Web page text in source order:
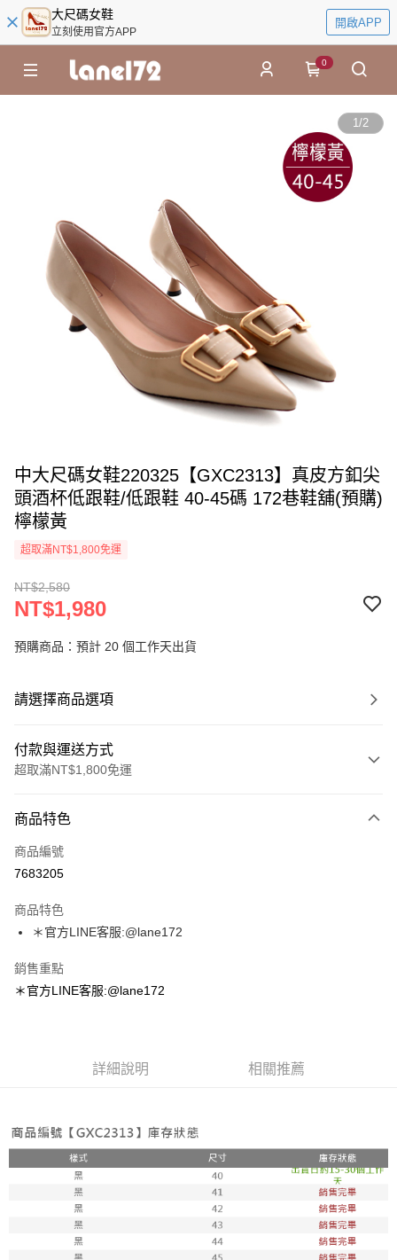
大尺碼女鞋
立刻使用官方APP
開啟APP
0
1/2
中大尺碼女鞋220325【GXC2313】真皮方釦尖
頭酒杯低跟鞋/低跟鞋 40-45碼 172巷鞋舖(預購)
檸檬黃
超取滿NT$1,800免運
NT$2,580
NT$1,980
預購商品：預計 20 個工作天出貨
請選擇商品選項
付款與運送方式
超取滿NT$1,800免運
信用卡一次付款
超商取貨付款
Apple Pay
街口支付
悠遊付
付款後全家取貨
每筆NT$100，滿NT$1,800(含以上)免運費
7-11取貨付款
每筆NT$100，滿NT$1,800(含以上)免運費
商品特色
商品編號
7683205
商品特色
＊官方LINE客服:@lane172
銷售重點
＊官方LINE客服:@lane172
詳細說明 相關推薦